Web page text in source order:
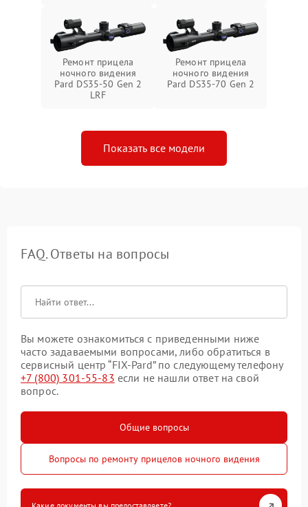
Ремонт прицела
ночного видения
Pard DS35-50 Gen 2
LRF
Ремонт прицела
ночного видения
Pard DS35-70 Gen 2
Показать все модели
FAQ. Ответы на вопросы
Вы можете ознакомиться с приведенными ниже
часто задаваемыми вопросами, либо обратиться в
сервисный центр “FIX-Pard” по следующему телефону
+7 (800) 301-55-83 если не нашли ответ на свой
вопрос.
Общие вопросы
Вопросы по ремонту прицелов ночного видения